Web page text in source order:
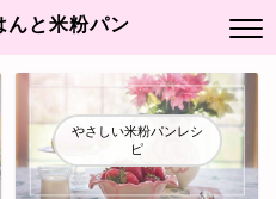
んと米粉パン
やさしい米粉パンレシ
ピ